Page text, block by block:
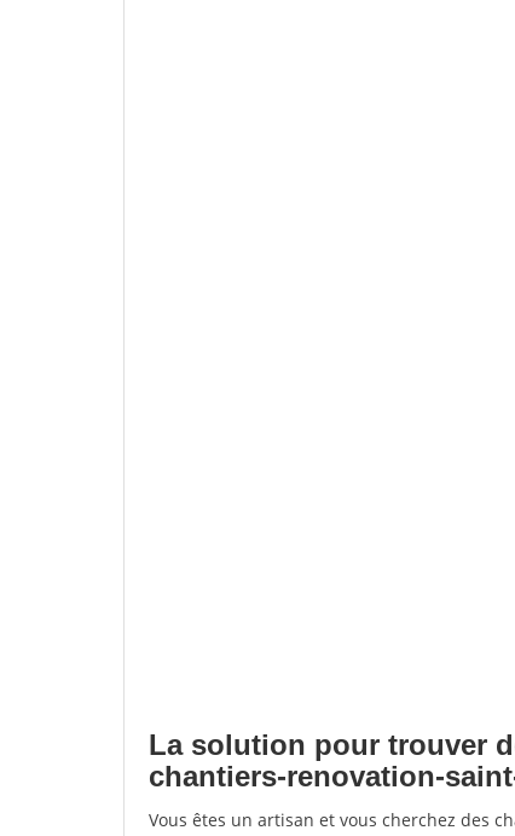
La solution pour trouver
chantiers-renovation-
Vous êtes un artisan et vous cherchez des